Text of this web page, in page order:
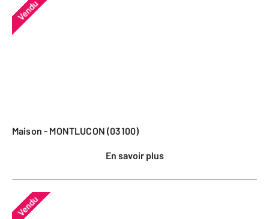
Vendu
Maison - MONTLUCON (03100)
En savoir plus
Vendu